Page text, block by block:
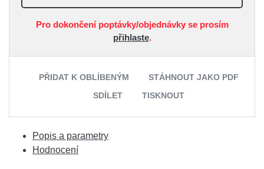
Pro dokončení poptávky/objednávky se prosím
přihlaste.
PŘIDAT K OBLÍBENÝM
STÁHNOUT JAKO PDF
SDÍLET
TISKNOUT
Popis a parametry
Hodnocení